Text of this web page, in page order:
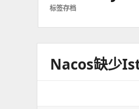
标签存档
Nacos缺少